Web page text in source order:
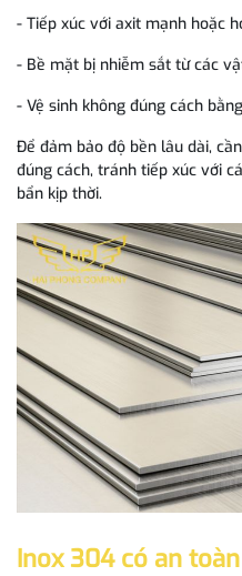
- Tiếp xúc với axit mạnh hoặc
- Bề mặt bị nhiễm sắt từ các
- Vệ sinh không đúng cách
Để đảm bảo độ bền lâu dài,
đúng cách, tránh tiếp xúc với
bẩn kịp thời.
Inox 304 có an